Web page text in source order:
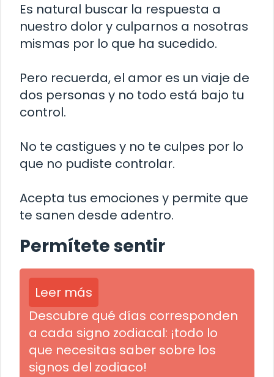
Es natural buscar la respuesta a
nuestro dolor y culparnos a nosotras
mismas por lo que ha sucedido.
Pero recuerda, el amor es un viaje de
dos personas y no todo está bajo tu
control.
No te castigues y no te culpes por lo
que no pudiste controlar.
Acepta tus emociones y permite que
te sanen desde adentro.
Permítete sentir
Leer más
Descubre qué días corresponden
a cada signo zodiacal: ¡todo lo
que necesitas saber sobre los
signos del zodiaco!